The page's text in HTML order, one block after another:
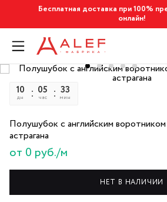
Бесплатная доставка при 100%
онлайн!
10
дн
05
час
33
мин
Полушубок с английским воротником
астрагана
от 0 руб./м
НЕТ В НАЛИЧИИ